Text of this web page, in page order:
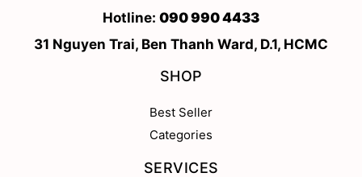
Hotline: 090 990 4433
31 Nguyen Trai, Ben Thanh Ward, D.1, HCMC
SHOP
Best Seller
Categories
SERVICES